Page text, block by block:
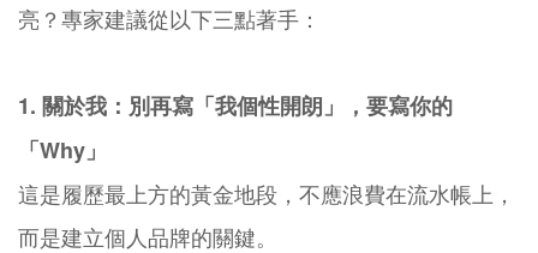
亮？專家建議從以下三點著手：
1. 關於我：別再寫「我個性開朗」，要寫你的
「Why」
這是履歷最上方的黃金地段，不應浪費在流水帳上，
而是建立個人品牌的關鍵。